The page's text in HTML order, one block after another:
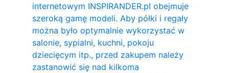
internetowym INSPIRANDER.pl obejmuje
szeroką gamę modeli. Aby półki i regały
można było optymalnie wykorzystać w
salonie, sypialni, kuchni, pokoju
dziecięcym itp., przed zakupem należy
zastanowić się nad kilkoma